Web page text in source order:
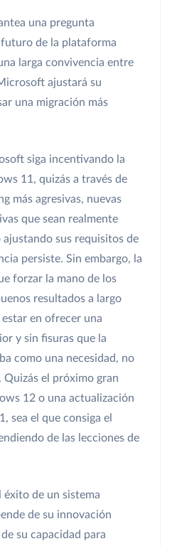
una pregunta
de la plataforma
larga convivencia entre
ajustará su
una migración más
siga incentivando la
11, quizás a través de
más agresivas, nuevas
que sean realmente
sus requisitos de
persiste. Sin embargo, la
forzar la mano de los
resultados a largo
en ofrecer una
y sin fisuras que la
como una necesidad, no
el próximo gran
12 o una actualización
sea el que consiga el
de las lecciones de
éxito de un sistema
de su innovación
su capacidad para